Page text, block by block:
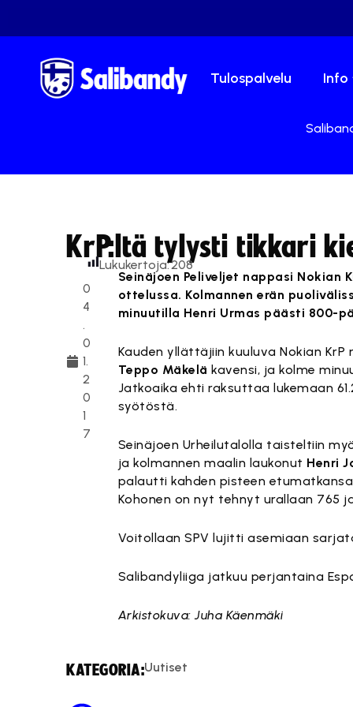
Tulospalvelu Info
KrP:ltä tylysti tikkari
0
4
.
0
1.
2
0
1
7
Lukukertoja:208
Seinäjoen Peliveljet nappasi Nokian
ottelussa. Kolmannen erän
minuutilla Henri Urmas päästi 800-
Kauden yllättäjiin kuuluva Nokian
Teppo Mäkelä kavensi, ja kolme
Jatkoaika ehti raksuttaa lukemaan
syötöstä.
Seinäjoen Urheilutalolla taisteltiin
ja kolmannen maalin laukonut Henri
palautti kahden pisteen
Kohonen on nyt tehnyt urallaan 765
Voitollaan SPV lujitti asemiaan
Salibandyliiga jatkuu perjantaina
Arkistokuva: Juha Käenmäki
KATEGORIA:Uutiset